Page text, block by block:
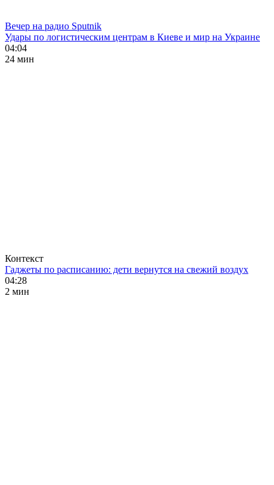
Вечер на радио Sputnik
Удары по логистическим центрам в Киеве и мир на Украине
04:04
24 мин
Контекст
Гаджеты по расписанию: дети вернутся на свежий воздух
04:28
2 мин